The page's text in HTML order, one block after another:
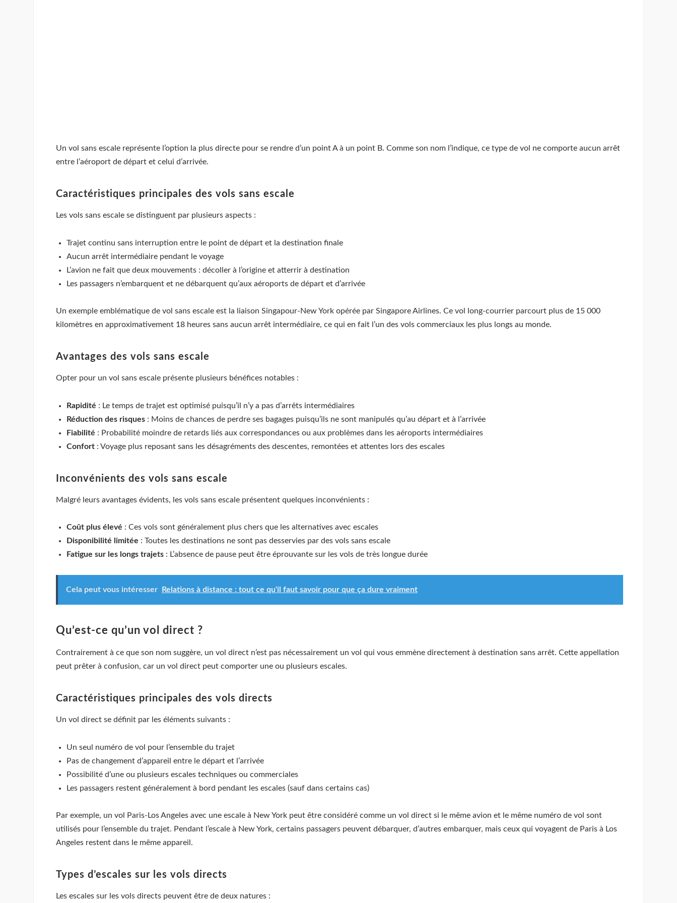
Un vol sans escale représente l’option la plus directe pour se rendre d’un point A à un point B. Comme son nom l’indique, ce type de vol ne comporte aucun arrêt
entre l’aéroport de départ et celui d’arrivée.
Caractéristiques principales des vols sans escale
Les vols sans escale se distinguent par plusieurs aspects :
Trajet continu sans interruption entre le point de départ et la destination finale
Aucun arrêt intermédiaire pendant le voyage
L’avion ne fait que deux mouvements : décoller à l’origine et atterrir à destination
Les passagers n’embarquent et ne débarquent qu’aux aéroports de départ et d’arrivée
Un exemple emblématique de vol sans escale est la liaison Singapour-New York opérée par Singapore Airlines. Ce vol long-courrier parcourt plus de 15 000
kilomètres en approximativement 18 heures sans aucun arrêt intermédiaire, ce qui en fait l’un des vols commerciaux les plus longs au monde.
Avantages des vols sans escale
Opter pour un vol sans escale présente plusieurs bénéfices notables :
Rapidité : Le temps de trajet est optimisé puisqu’il n’y a pas d’arrêts intermédiaires
Réduction des risques : Moins de chances de perdre ses bagages puisqu’ils ne sont manipulés qu’au départ et à l’arrivée
Fiabilité : Probabilité moindre de retards liés aux correspondances ou aux problèmes dans les aéroports intermédiaires
Confort : Voyage plus reposant sans les désagréments des descentes, remontées et attentes lors des escales
Inconvénients des vols sans escale
Malgré leurs avantages évidents, les vols sans escale présentent quelques inconvénients :
Coût plus élevé : Ces vols sont généralement plus chers que les alternatives avec escales
Disponibilité limitée : Toutes les destinations ne sont pas desservies par des vols sans escale
Fatigue sur les longs trajets : L’absence de pause peut être éprouvante sur les vols de très longue durée
Cela peut vous intéresser Relations à distance : tout ce qu'il faut savoir pour que ça dure vraiment
Qu’est-ce qu’un vol direct ?
Contrairement à ce que son nom suggère, un vol direct n’est pas nécessairement un vol qui vous emmène directement à destination sans arrêt. Cette appellation
peut prêter à confusion, car un vol direct peut comporter une ou plusieurs escales.
Caractéristiques principales des vols directs
Un vol direct se définit par les éléments suivants :
Un seul numéro de vol pour l’ensemble du trajet
Pas de changement d’appareil entre le départ et l’arrivée
Possibilité d’une ou plusieurs escales techniques ou commerciales
Les passagers restent généralement à bord pendant les escales (sauf dans certains cas)
Par exemple, un vol Paris-Los Angeles avec une escale à New York peut être considéré comme un vol direct si le même avion et le même numéro de vol sont
utilisés pour l’ensemble du trajet. Pendant l’escale à New York, certains passagers peuvent débarquer, d’autres embarquer, mais ceux qui voyagent de Paris à Los
Angeles restent dans le même appareil.
Types d’escales sur les vols directs
Les escales sur les vols directs peuvent être de deux natures :